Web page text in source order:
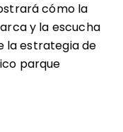
cómo la
y la escucha
la estrategia de
parque